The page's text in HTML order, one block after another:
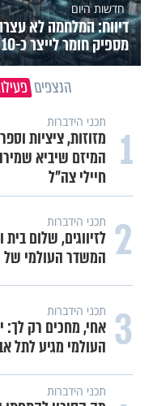
חדשות היום
דיווח: המלחמה לא
מספיק חומר לייצר כ-10 פצצות
הנצפים
1 תכני הידברות
מזוזות, ציציות
המיזם שיביא
חיילי צה"ל
2 תכני הידברות
לזיווגים, שלום בית
המשדר העולמי של
3 תכני הידברות
אחי, מחכים רק לך:
העולמי מגיע לתל
תכני הידברות